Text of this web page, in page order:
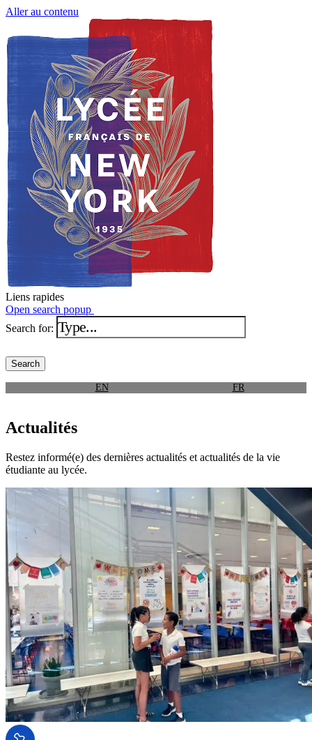
Aller au contenu
Liens rapides
Open search popup
Search for:
EN FR
Actualités
Restez informé(e) des dernières actualités et actualités de la vie
étudiante au lycée.